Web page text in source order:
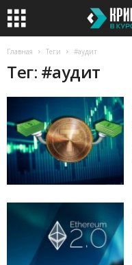
Главная Теги #аудит
Тег: #аудит